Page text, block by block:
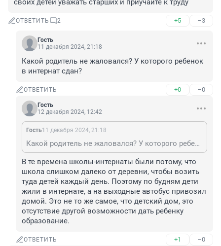
своих детей уважать старших и приучайте к труду
ОТВЕТИТЬ 2 +5 –3
Гость
11 декабря 2024, 21:18
Какой родитель не жаловался? У которого ребенок
в интернат сдан?
ОТВЕТИТЬ +0 –0
Гость
12 декабря 2024, 12:42
Гость11 декабря 2024, 21:18
Какой родитель не жаловался? У которого ребенок в интернат сдан?
В те времена школы-интернаты были потому, что
школа слишком далеко от деревни, чтобы возить
туда детей каждый день. Поэтому по будням дети
жили в интернате, а на выходные автобус привозил
домой. Это не то же самое, что детский дом, это
отсутствие другой возможности дать ребенку
образование.
ОТВЕТИТЬ +1 –0